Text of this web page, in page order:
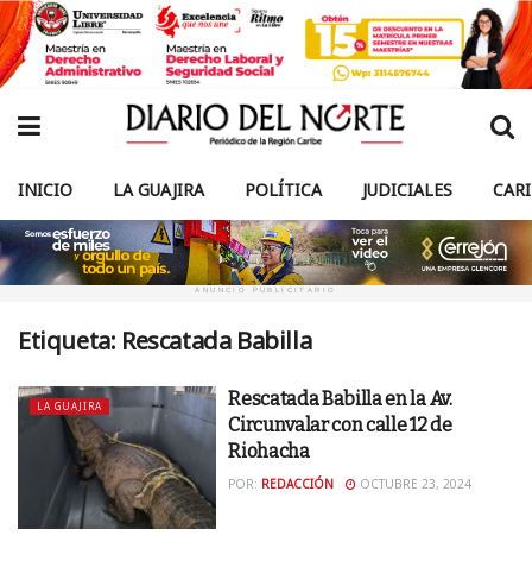
INICIO LA GUAJIRA POLÍTICA JUDICIALES
ANUNCIO PUBLICITARIO
Etiqueta: Rescatada Babilla
LA GUAJIRA
Rescatada Babilla en la Av.
Circunvalar con calle 12 de
Riohacha
POR: REDACCIÓN OCTUBRE 23, 2024